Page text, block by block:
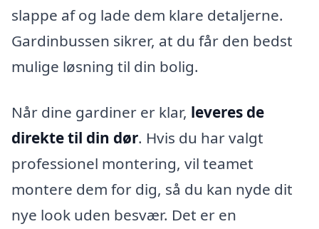
slappe af og lade dem klare detaljerne.
Gardinbussen sikrer, at du får den bedst
mulige løsning til din bolig.
Når dine gardiner er klar, leveres de
direkte til din dør. Hvis du har valgt
professionel montering, vil teamet
montere dem for dig, så du kan nyde dit
nye look uden besvær. Det er en